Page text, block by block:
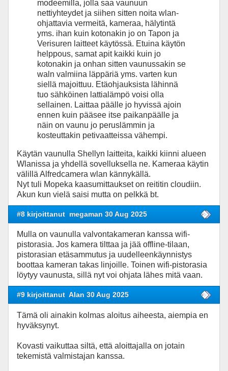
modeemilla, jolla saa vaunuun
nettiyhteydet ja siihen sitten noita wlan-
ohjattavia vermeitä, kameraa, hälytintä
yms. ihan kuin kotonakin jo on Tapon ja
Verisuren laitteet käytössä. Etuina käytön
helppous, samat apit kaikki kuin jo
kotonakin ja onhan sitten vaunussakin se
waln valmiina läppäriä yms. varten kun
siellä majoittuu. Etäohjauksista lähinnä
tuo sähköinen lattialämpö voisi olla
sellainen. Laittaa päälle jo hyvissä ajoin
ennen kuin pääsee itse paikanpäälle ja
näin on vaunu jo peruslämmin ja
kosteuttakin petivaatteissa vähempi.
Käytän vaunulla Shellyn laitteita, kaikki kiinni alueen
Wlanissa ja yhdellä sovelluksella ne. Kameraa käytin
välillä Alfredcamera wlan kännykällä.
Nyt tuli Mopeka kaasumittaukset on reititin cloudiin.
Akun kun vielä saisi mutta on pelkkä bt.
#8 kirjoittanut megaman 30 Aug 2025
Mulla on vaunulla valvontakameran kanssa wifi-
pistorasia. Jos kamera tilttaa ja jää offline-tilaan,
pistorasian etäsammutus ja uudelleenkäynnistys
boottaa kameran takas linjoille. Toinen wifi-pistorasia
löytyy vaunusta, sillä nyt voi ohjata lähes mitä vaan.
#9 kirjoittanut Alan 30 Aug 2025
Tämä oli ainakin kolmas aloitus aiheesta, aiempia en
hyväksynyt.
Kovasti vaikuttaa siltä, että aloittajalla on jotain
tekemistä valmistajan kanssa.